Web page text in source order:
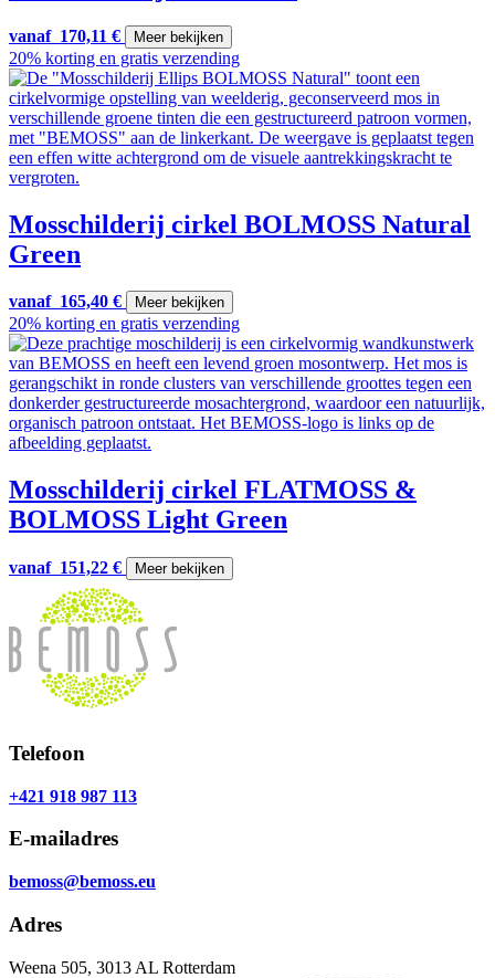
vanaf 170,11 € Meer bekijken
20% korting en gratis verzending
Mosschilderij cirkel BOLMOSS Natural
Green
vanaf 165,40 € Meer bekijken
20% korting en gratis verzending
Mosschilderij cirkel FLATMOSS &
BOLMOSS Light Green
vanaf 151,22 € Meer bekijken
Telefoon
+421 918 987 113
E-mailadres
bemoss@bemoss.eu
Adres
Weena 505, 3013 AL Rotterdam